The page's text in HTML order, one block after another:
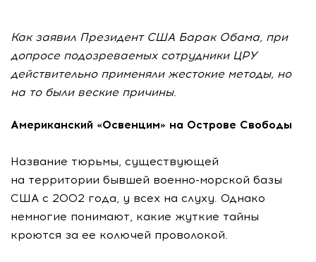
Как заявил Президент США Барак Обама, при
допросе подозреваемых сотрудники ЦРУ
действительно применяли жестокие методы, но
на то были веские причины.
Американский «Освенцим» на Острове Свободы
Название тюрьмы, существующей
на территории бывшей военно-морской базы
США с 2002 года, у всех на слуху. Однако
немногие понимают, какие жуткие тайны
кроются за ее колючей проволокой.